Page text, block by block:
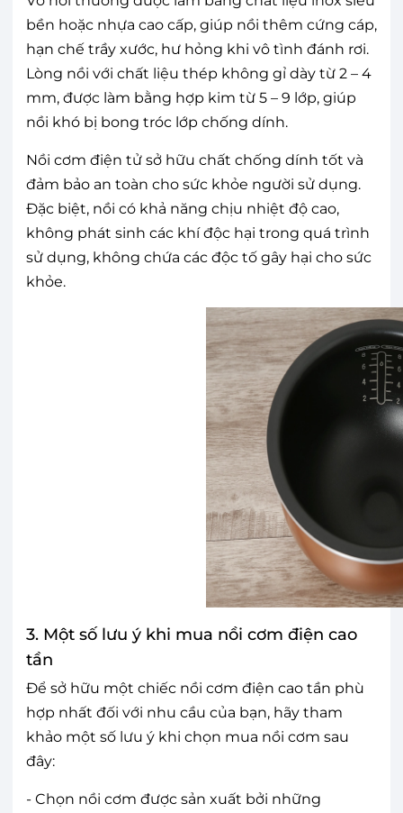
bền hoặc nhựa cao cấp, giúp nồi thêm cứng cáp,
hạn chế trầy xước, hư hỏng khi vô tình đánh rơi.
Lòng nồi với chất liệu thép không gỉ dày từ 2 – 4
mm, được làm bằng hợp kim từ 5 – 9 lớp, giúp
nồi khó bị bong tróc lớp chống dính.
Nồi cơm điện tử sở hữu chất chống dính tốt và
đảm bảo an toàn cho sức khỏe người sử dụng.
Đặc biệt, nồi có khả năng chịu nhiệt độ cao,
không phát sinh các khí độc hại trong quá trình
sử dụng, không chứa các độc tố gây hại cho sức
khỏe.
3. Một số lưu ý khi mua nồi cơm điện cao
tần
Để sở hữu một chiếc nồi cơm điện cao tần phù
hợp nhất đối với nhu cầu của bạn, hãy tham
khảo một số lưu ý khi chọn mua nồi cơm sau
đây:
- Chọn nồi cơm được sản xuất bởi những